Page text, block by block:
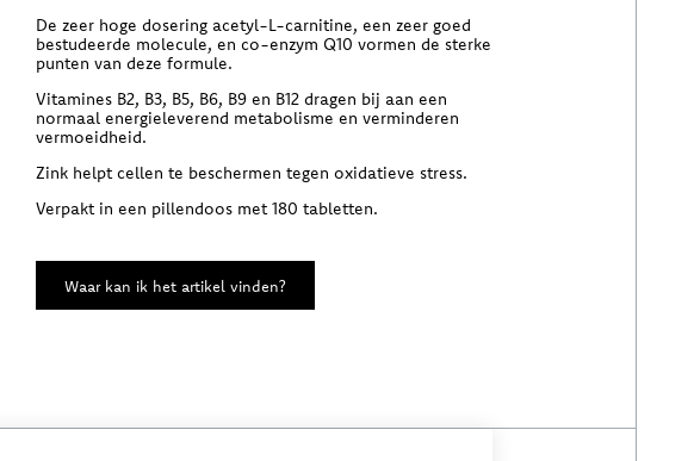
De zeer hoge dosering acetyl-L-carnitine, een zeer goed
bestudeerde molecule, en co-enzym Q10 vormen de sterke
punten van deze formule.
Vitamines B2, B3, B5, B6, B9 en B12 dragen bij aan een
normaal energieleverend metabolisme en verminderen
vermoeidheid.
Zink helpt cellen te beschermen tegen oxidatieve stress.
Verpakt in een pillendoos met 180 tabletten.
Waar kan ik het artikel vinden?